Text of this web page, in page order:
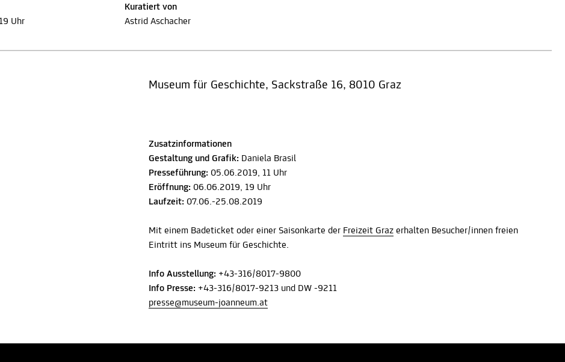
Uhr
Kuratiert von
Astrid Aschacher
Museum für Geschichte, Sackstraße 16, 8010 Graz
Zusatzinformationen
Gestaltung und Grafik: Daniela Brasil
Presseführung: 05.06.2019, 11 Uhr
Eröffnung: 06.06.2019, 19 Uhr
Laufzeit: 07.06.-25.08.2019
Mit einem Badeticket oder einer Saisonkarte der Freizeit Graz erhalten Besucher/innen freien
Eintritt ins Museum für Geschichte.
Info Ausstellung: +43-316/8017-9800
Info Presse: +43-316/8017-9213 und DW -9211
presse@museum-joanneum.at